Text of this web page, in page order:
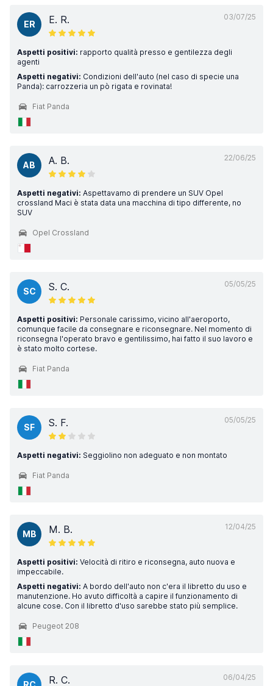
03/07/25
ER E. R.
Aspetti positivi: rapporto qualità presso e gentilezza degli
agenti
Aspetti negativi: Condizioni dell'auto (nel caso di specie una
Panda): carrozzeria un pò rigata e rovinata!
Fiat Panda
22/06/25
AB A. B.
Aspetti negativi: Aspettavamo di prendere un SUV Opel
crossland Maci è stata data una macchina di tipo differente, no
SUV
Opel Crossland
05/05/25
SC S. C.
Aspetti positivi: Personale carissimo, vicino all'aeroporto,
comunque facile da consegnare e riconsegnare. Nel momento di
riconsegna l'operato bravo e gentilissimo, hai fatto il suo lavoro e
è stato molto cortese.
Fiat Panda
05/05/25
SF S. F.
Aspetti negativi: Seggiolino non adeguato e non montato
Fiat Panda
12/04/25
MB M. B.
Aspetti positivi: Velocità di ritiro e riconsegna, auto nuova e
impeccabile.
Aspetti negativi: A bordo dell'auto non c'era il libretto du uso e
manutenzione. Ho avuto difficoltà a capire il funzionamento di
alcune cose. Con il libretto d'uso sarebbe stato più semplice.
Peugeot 208
06/04/25
R. C.